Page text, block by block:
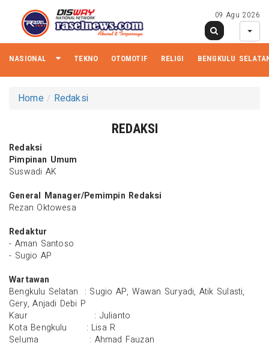
09 Agu 2026
NASIONAL TEKNO OTOMOTIF RELIGI BENGKULU
Home Redaksi
REDAKSI
Redaksi
Pimpinan Umum
Suswadi AK
General Manager/Pemimpin Redaksi
Rezan Oktowesa
Redaktur
- Aman Santoso
- Sugio AP
Wartawan
Bengkulu Selatan : Sugio AP, Wawan Suryadi, Atik Sulasti,
Gery, Anjadi Debi P
Kaur : Julianto
Kota Bengkulu : Lisa R
Seluma : Ahmad Fauzan